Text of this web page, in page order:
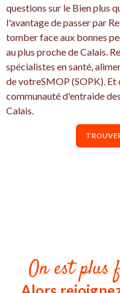
questions sur le Bien plus
l'avantage de passer par
tomber face aux bonnes
au plus proche de Calais.
spécialistes en santé,
de votreSMOP (SOPK). Et
communauté d'entraide
Calais.
On est plus